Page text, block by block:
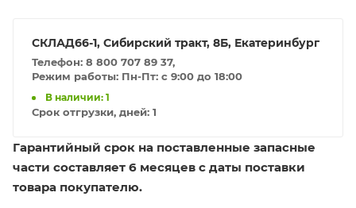
СКЛАД66-1, Сибирский тракт, 8Б, Екатеринбург
Телефон: 8 800 707 89 37,
Режим работы: Пн-Пт: с 9:00 до 18:00
В наличии: 1
Срок отгрузки, дней: 1
Гарантийный срок на поставленные запасные
части составляет 6 месяцев с даты поставки
товара покупателю.